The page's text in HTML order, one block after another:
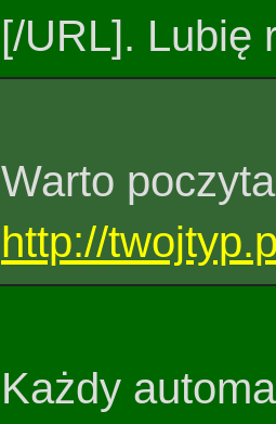
[/URL]. Lubię
Warto
http://
Każdy